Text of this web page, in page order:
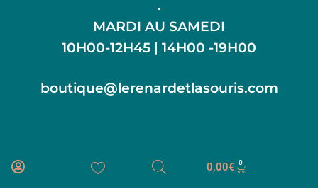
.
MARDI AU SAMEDI
10H00-12H45 | 14H00 -19H00
boutique@lerenardetlasouris.com
0,00€ 0